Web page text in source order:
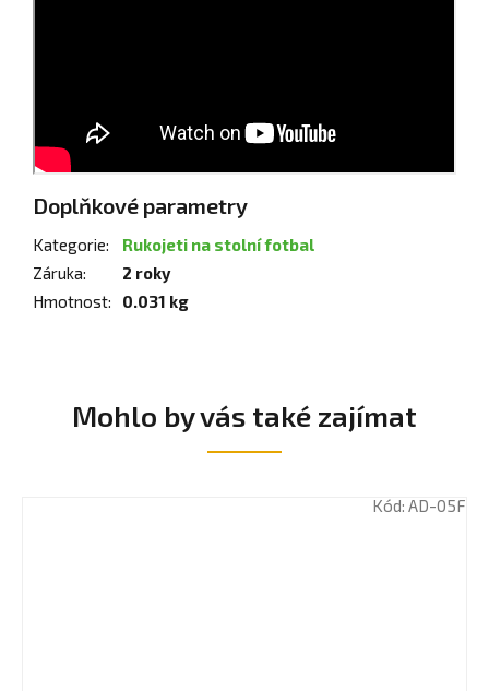
Doplňkové parametry
Kategorie:
Rukojeti na stolní fotbal
Záruka:
2 roky
Hmotnost: 0.031 kg
Mohlo by vás také zajímat
Kód: AD-05F